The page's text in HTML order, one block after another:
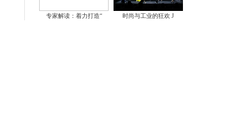
专家解读：着力打造“ 时尚与工业的狂欢 J